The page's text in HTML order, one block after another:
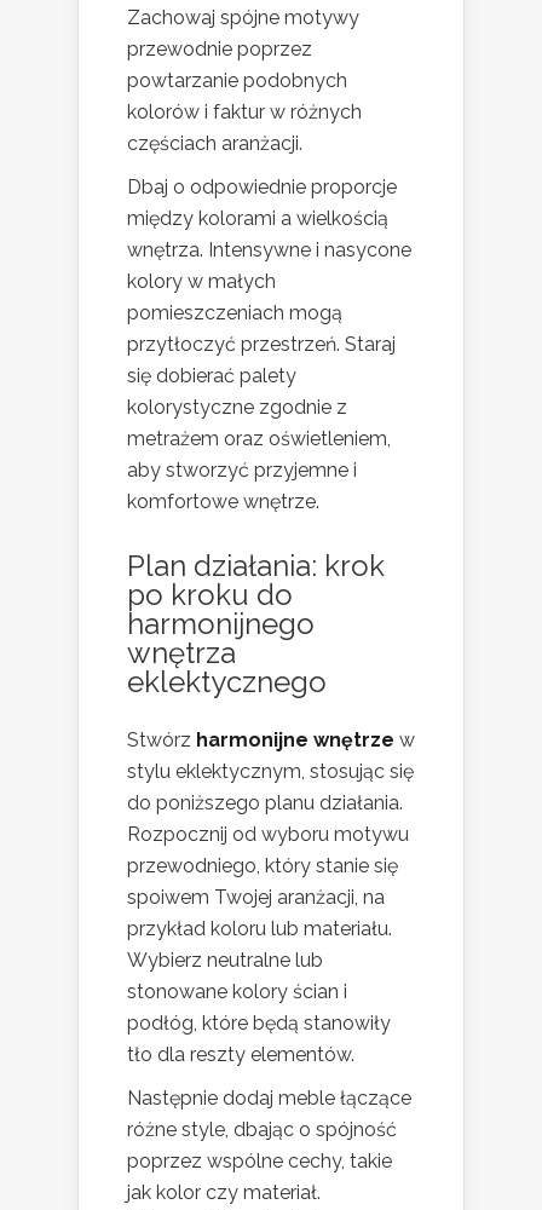
Zachowaj spójne motywy
przewodnie poprzez
powtarzanie podobnych
kolorów i faktur w różnych
częściach aranżacji.
Dbaj o odpowiednie proporcje
między kolorami a wielkością
wnętrza. Intensywne i nasycone
kolory w małych
pomieszczeniach mogą
przytłoczyć przestrzeń. Staraj
się dobierać palety
kolorystyczne zgodnie z
metrażem oraz oświetleniem,
aby stworzyć przyjemne i
komfortowe wnętrze.
Plan działania: krok
po kroku do
harmonijnego
wnętrza
eklektycznego
Stwórz harmonijne wnętrze w
stylu eklektycznym, stosując się
do poniższego planu działania.
Rozpocznij od wyboru motywu
przewodniego, który stanie się
spoiwem Twojej aranżacji, na
przykład koloru lub materiału.
Wybierz neutralne lub
stonowane kolory ścian i
podłóg, które będą stanowiły
tło dla reszty elementów.
Następnie dodaj meble łączące
różne style, dbając o spójność
poprzez wspólne cechy, takie
jak kolor czy materiał.